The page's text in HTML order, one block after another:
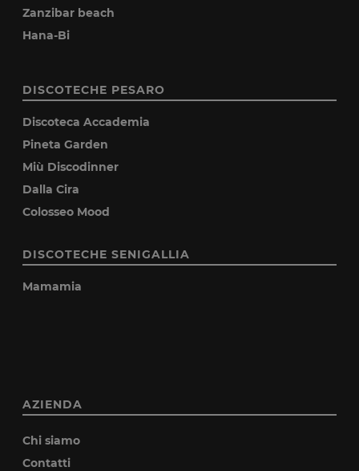
Zanzibar beach
Hana-Bi
DISCOTECHE PESARO
Discoteca Accademia
Pineta Garden
Miù Discodinner
Dalla Cira
Colosseo Mood
DISCOTECHE SENIGALLIA
Mamamia
AZIENDA
Chi siamo
Contatti